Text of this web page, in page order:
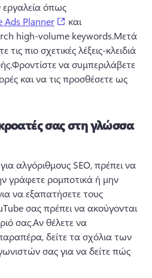
εργαλεία όπως
Ads Planner
(opens in a new tab)
και
a new tab)
high-volume keywords.Μετά
πιο σχετικές λέξεις-κλειδιά
Φροντίστε να συμπεριλάβετε
και να τις προσθέσετε ως
σας στη γλώσσα
αλγόριθμους SEO, πρέπει να
γράφετε ρομποτικά ή μην
να εξαπατήσετε τους
σας πρέπει να ακούγονται
σας.Αν θέλετε να
δείτε τα σχόλια των
σας για να δείτε πώς